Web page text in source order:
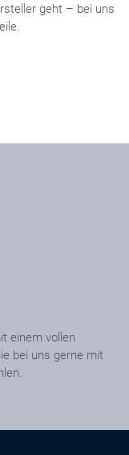
geht – bei uns
einem vollen
bei uns gerne mit